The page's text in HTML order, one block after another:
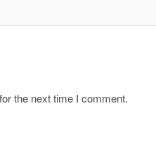
the next time I comment.